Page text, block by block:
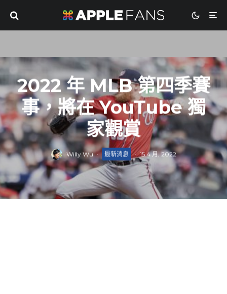
2022 年 MLB 第四季賽
事，將在 YouTube 獨
家觀賞
Willy Wu · 最新消息 · 15 4 月, 2022